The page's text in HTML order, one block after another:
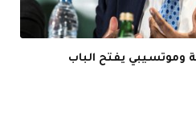
وموتسيبي يفتح الباب